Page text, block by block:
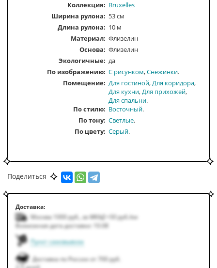
Коллекция: Bruxelles
Ширина рулона: 53 см
Длина рулона: 10 м
Материал: Флизелин
Основа: Флизелин
Экологичные: да
По изображению С рисунком Снежинки
Помещение Для гостиной Для коридора
Для кухни Для прихожей
Для спальни
По стилю
Восточный
По тону Светлые
По цвету Серый
Поделиться
Доставка:
Москва 1000руб. за МКАД +50руб. /км
Возможная дата доставки: 10.08
Пункт самовывоза
Доставка по России от 700 руб.